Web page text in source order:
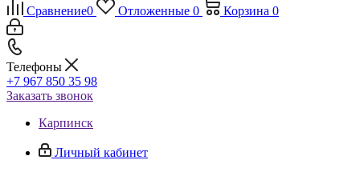
Сравнение0 Отложенные 0 Корзина 0
Телефоны
+7 967 850 35 98
Заказать звонок
Карпинск
Личный кабинет